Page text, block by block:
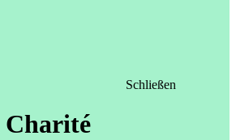
Schließen
Charité